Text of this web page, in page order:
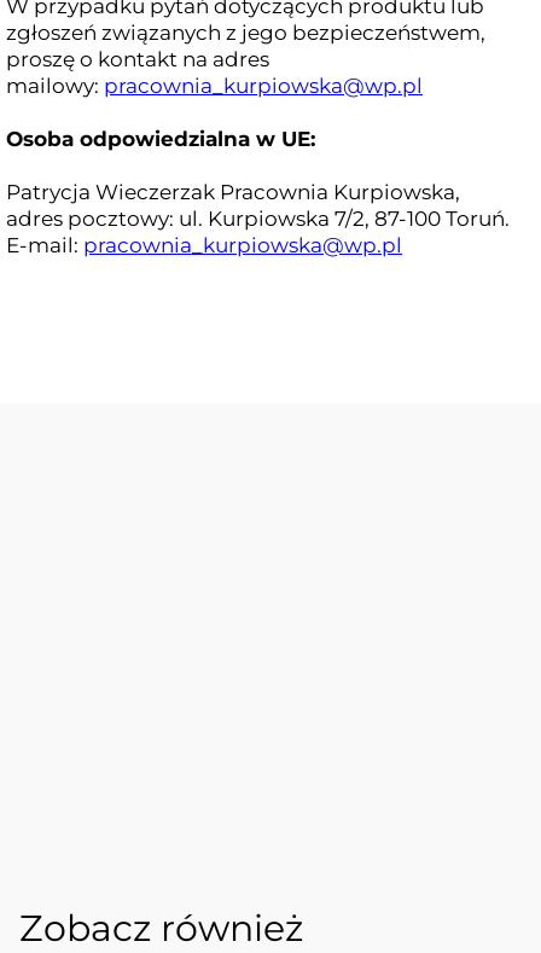
W przypadku pytań dotyczących produktu lub
zgłoszeń związanych z jego bezpieczeństwem,
proszę o kontakt na adres
mailowy: pracownia_kurpiowska@wp.pl
Osoba odpowiedzialna w UE:
Patrycja Wieczerzak Pracownia Kurpiowska,
adres pocztowy: ul. Kurpiowska 7/2, 87-100 Toruń.
E-mail: pracownia_kurpiowska@wp.pl
Zobacz również